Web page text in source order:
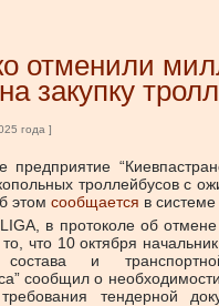
отменили
закупку
года ]
предприятие
троллейбусов с
этом сообщается в системе
LIGA, в протоколе об
что 10 октября
состава и
сообщил о
тендерной